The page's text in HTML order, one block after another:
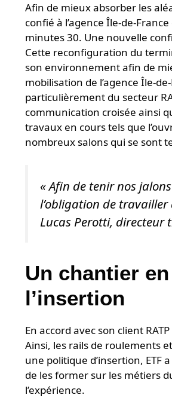
Afin de mieux absorber les
confié à l’agence Île-de-
minutes 30. Une nouvelle
Cette reconfiguration du
son environnement afin de
mobilisation de l’agence Île-
particulièrement du secteur
communication croisée ainsi
travaux en cours tels que
nombreux salons qui se sont
«Afin de tenir nos
l’obligation de
Lucas Perotti, directeur
Un chantier
l’insertion
En accord avec son client
Ainsi, les rails de roulements
une politique d’insertion, ETF
de les former sur les métiers
l’expérience.